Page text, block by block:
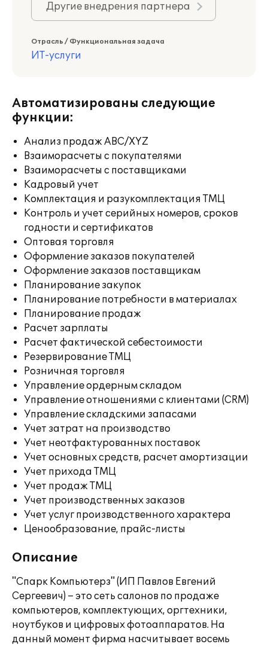
Другие внедрения партнера
Отрасль / Функциональная задача
ИТ-услуги
Автоматизированы следующие
функции:
Анализ продаж ABC/XYZ
Взаиморасчеты с покупателями
Взаиморасчеты с поставщиками
Кадровый учет
Комплектация и разукомплектация ТМЦ
Контроль и учет серийных номеров, сроков
годности и сертификатов
Оптовая торговля
Оформление заказов покупателей
Оформление заказов поставщикам
Планирование закупок
Планирование потребности в материалах
Планирование продаж
Расчет зарплаты
Расчет фактической себестоимости
Резервирование ТМЦ
Розничная торговля
Управление ордерным складом
Управление отношениями с клиентами (CRM)
Управление складскими запасами
Учет затрат на производство
Учет неотфактурованных поставок
Учет основных средств, расчет амортизации
Учет прихода ТМЦ
Учет продаж ТМЦ
Учет производственных заказов
Учет услуг производственного характера
Ценообразование, прайс-листы
Описание
"Спарк Компьютерз" (ИП Павлов Евгений
Сергеевич) – это сеть салонов по продаже
компьютеров, комплектующих, оргтехники,
ноутбуков и цифровых фотоаппаратов. На
данный момент фирма насчитывает восемь